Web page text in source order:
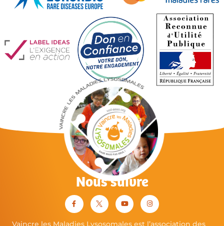
Nous suivre
Vaincre les Maladies Lysosomales est l’association des